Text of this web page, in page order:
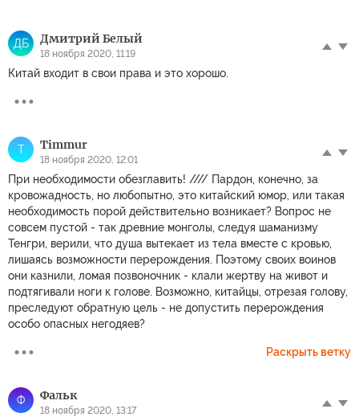
ДБ Дмитрий Белый
18 ноября 2020, 11:19
Китай входит в свои права и это хорошо.
T Timmur
18 ноября 2020, 12:01
При необходимости обезглавить! //// Пардон, конечно, за
кровожадность, но любопытно, это китайский юмор, или такая
необходимость порой действительно возникает? Вопрос не
совсем пустой - так древние монголы, следуя шаманизму
Тенгри, верили, что душа вытекает из тела вместе с кровью,
лишаясь возможности перерождения. Поэтому своих воинов
они казнили, ломая позвоночник - клали жертву на живот и
подтягивали ноги к голове. Возможно, китайцы, отрезая голову,
преследуют обратную цель - не допустить перерождения
особо опасных негодяев?
Раскрыть ветку
Ф Фальк
18 ноября 2020, 13:17